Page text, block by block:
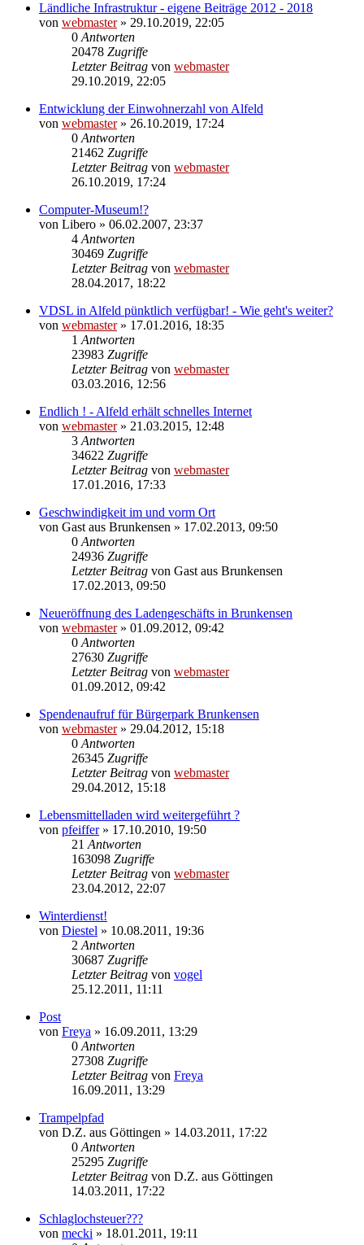
Ländliche Infrastruktur - eigene Beiträge 2012 - 2018
von webmaster» 29.10.2019, 22:05
0 Antworten
20478 Zugriffe
Letzter Beitrag von webmaster
29.10.2019, 22:05
Entwicklung der Einwohnerzahl von Alfeld
von webmaster» 26.10.2019, 17:24
0 Antworten
21462 Zugriffe
Letzter Beitrag von webmaster
26.10.2019, 17:24
Computer-Museum!?
von Libero » 06.02.2007, 23:37
4 Antworten
30469 Zugriffe
Letzter Beitrag von webmaster
28.04.2017, 18:22
VDSL in Alfeld pünktlich verfügbar! - Wie geht's weiter?
von webmaster» 17.01.2016, 18:35
1 Antworten
23983 Zugriffe
Letzter Beitrag von webmaster
03.03.2016, 12:56
Endlich ! - Alfeld erhält schnelles Internet
von webmaster» 21.03.2015, 12:48
3 Antworten
34622 Zugriffe
Letzter Beitrag von webmaster
17.01.2016, 17:33
Geschwindigkeit im und vorm Ort
von Gast aus Brunkensen » 17.02.2013, 09:50
0 Antworten
24936 Zugriffe
Letzter Beitrag von Gast aus Brunkensen
17.02.2013, 09:50
Neueröffnung des Ladengeschäfts in Brunkensen
von webmaster» 01.09.2012, 09:42
0 Antworten
27630 Zugriffe
Letzter Beitrag von webmaster
01.09.2012, 09:42
Spendenaufruf für Bürgerpark Brunkensen
von webmaster» 29.04.2012, 15:18
0 Antworten
26345 Zugriffe
Letzter Beitrag von webmaster
29.04.2012, 15:18
Lebensmittelladen wird weitergeführt ?
von pfeiffer» 17.10.2010, 19:50
21 Antworten
163098 Zugriffe
Letzter Beitrag von webmaster
23.04.2012, 22:07
Winterdienst!
von Diestel » 10.08.2011, 19:36
2 Antworten
30687 Zugriffe
Letzter Beitrag von vogel
25.12.2011, 11:11
Post
von Freya » 16.09.2011, 13:29
0 Antworten
27308 Zugriffe
Letzter Beitrag von Freya
16.09.2011, 13:29
Trampelpfad
von D.Z. aus Göttingen » 14.03.2011, 17:22
0 Antworten
25295 Zugriffe
Letzter Beitrag von D.Z. aus Göttingen
14.03.2011, 17:22
Schlaglochsteuer???
von mecki » 18.01.2011, 19:11